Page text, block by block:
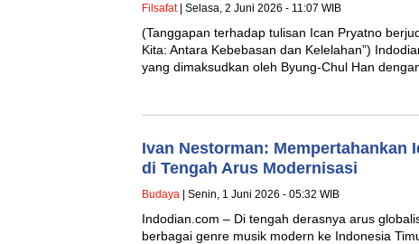
Filsafat| Selasa, 2 Juni 2026 - 11:07 WIB
(Tanggapan terhadap tulisan Ican Pryatno
Kita: Antara Kebebasan dan Kelelahan”)
yang dimaksudkan oleh Byung-Chul Han
Ivan Nestorman: Mempertahankan
di Tengah Arus Modernisasi
Budaya | Senin, 1 Juni 2026 - 05:32 WIB
Indodian.com – Di tengah derasnya arus
berbagai genre musik modern ke Indonesia